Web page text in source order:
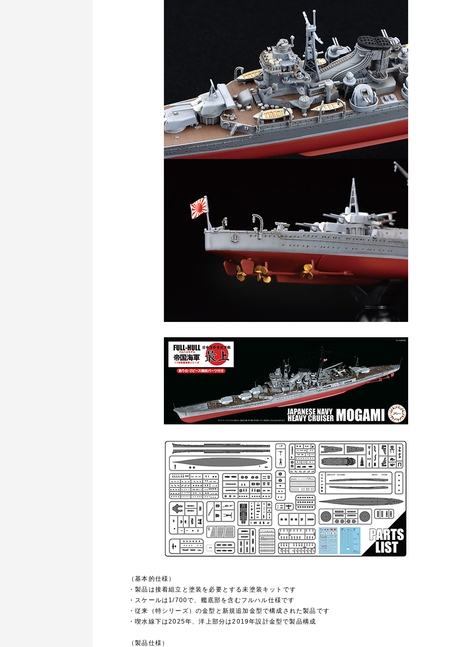
（基本的仕様）
・製品は接着組立と塗装を必要とする未塗装キットです
・スケールは1/700で、艦底部を含むフルハル仕様です
・従来（特シリーズ）の金型と新規追加金型で構成された製品です
・喫水線下は2025年、洋上部分は2019年設計金型で製品構成
（製品仕様）